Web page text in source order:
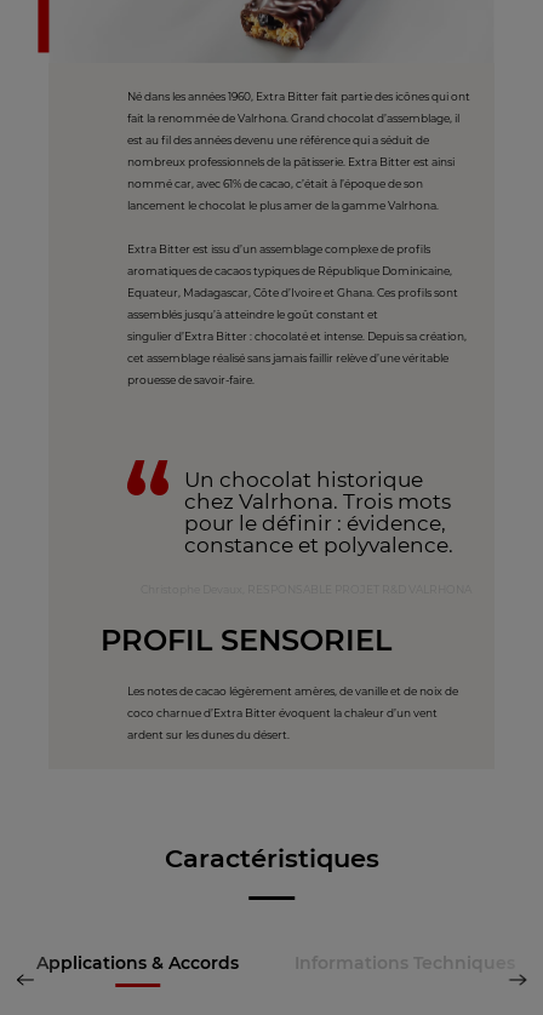
Né dans les années 1960, Extra Bitter fait partie des icônes qui ont
fait la renommée de Valrhona. Grand chocolat d’assemblage, il
est au fil des années devenu une référence qui a séduit de
nombreux professionnels de la pâtisserie. Extra Bitter est ainsi
nommé car, avec 61% de cacao, c’était à l’époque de son
lancement le chocolat le plus amer de la gamme Valrhona.
Extra Bitter est issu d’un assemblage complexe de profils
aromatiques de cacaos typiques de République Dominicaine,
Equateur, Madagascar, Côte d’Ivoire et Ghana. Ces profils sont
assemblés jusqu’à atteindre le goût constant et
singulier d’Extra Bitter : chocolaté et intense. Depuis sa création,
cet assemblage réalisé sans jamais faillir relève d’une véritable
prouesse de savoir-faire.
Un chocolat historique
chez Valrhona. Trois mots
pour le définir : évidence,
constance et polyvalence.
PROFIL SENSORIEL
Les notes de cacao légèrement amères, de vanille et de noix de
coco charnue d’Extra Bitter évoquent la chaleur d’un vent
ardent sur les dunes du désert.
Caractéristiques
Applications & Accords Informations Techniques